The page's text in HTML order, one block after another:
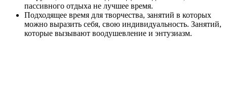
пассивного отдыха не лучшее время.
Подходящее время для творчества, занятий в которых
можно выразить себя, свою индивидуальность. Занятий,
которые вызывают воодушевление и энтузиазм.